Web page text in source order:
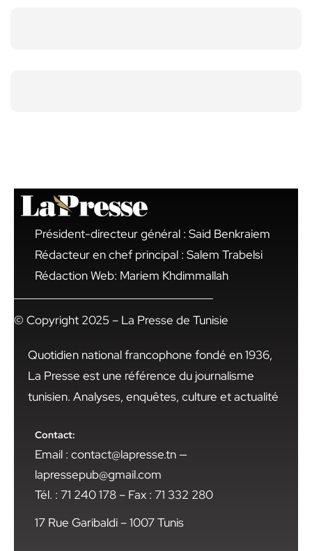
Président-directeur général : Said Benkraiem
Rédacteur en chef principal : Salem Trabelsi
Rédaction Web: Mariem Khdimmallah
© Copyright 2025 – La Presse de Tunisie
Quotidien national francophone fondé en 1936,
La Presse est une référence du journalisme
tunisien. Analyses, enquêtes, culture et actualité
Contact:
Email : contact@lapresse.tn —
lapressepub@gmail.com
Tél. : 71 240 178 – Fax : 71 332 280
17 Rue Garibaldi – 1007 Tunis